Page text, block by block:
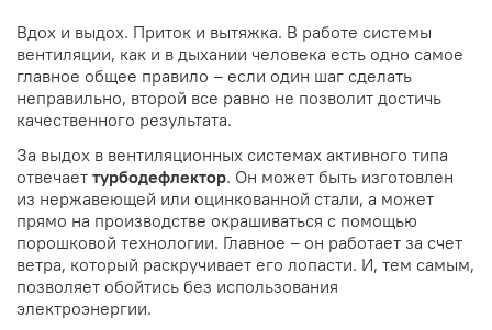
Вдох и выдох. Приток и вытяжка. В работе системы
вентиляции, как и в дыхании человека есть одно самое
главное общее правило – если один шаг сделать
неправильно, второй все равно не позволит достичь
качественного результата.
За выдох в вентиляционных системах активного типа
отвечает турбодефлектор. Он может быть изготовлен
из нержавеющей или оцинкованной стали, а может
прямо на производстве окрашиваться с помощью
порошковой технологии. Главное – он работает за счет
ветра, который раскручивает его лопасти. И, тем самым,
позволяет обойтись без использования
электроэнергии.